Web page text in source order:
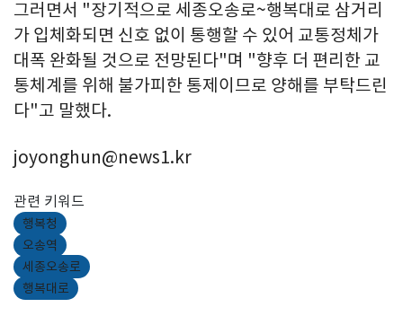
그러면서 "장기적으로 세종오송로~행복대로 삼거리
가 입체화되면 신호 없이 통행할 수 있어 교통정체가
대폭 완화될 것으로 전망된다"며 "향후 더 편리한 교
통체계를 위해 불가피한 통제이므로 양해를 부탁드린
다"고 말했다.
joyonghun@news1.kr
관련 키워드
행복청
오송역
세종오송로
행복대로